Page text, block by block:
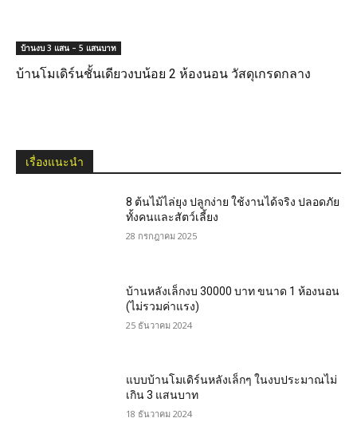
บ้านงบ 3 แสน – 5 แสนบาท
บ้านโมเดิร์นชั้นเดียวงบน้อย 2 ห้องนอน วัสดุเกรดกลาง
เรื่องแนะนำ
8 ต้นไม้ไล่ยุง ปลูกง่าย ใช้งานได้จริง ปลอดภัย
ทั้งคนและสัตว์เลี้ยง
28 กรกฎาคม 2025
บ้านหลังเล็กงบ 30000 บาท ขนาด 1 ห้องนอน
(ไม่รวมค่าแรง)
25 ธันวาคม 2024
แบบบ้านโมเดิร์นหลังเล็กๆ ในงบประมาณไม่
เกิน 3 แสนบาท
18 ธันวาคม 2024